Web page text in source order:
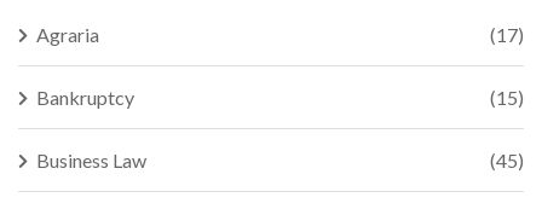
Agraria (17)
Bankruptcy (15)
Business Law (45)